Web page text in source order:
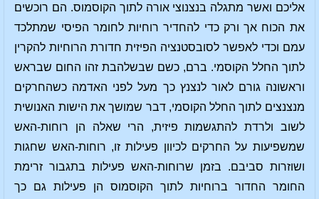
אליכם ואשר מתגלה בנצנוצי אורה לתוך הקוסמוס. הם רוכשים
את הכוח אך ורק כדי להחדיר רוחיות לחומר הפיסי שמתלכד
עמם וכדי לאפשר לסובסטנציה הפיזית חדורת הרוחיות להקרין
לתוך החלל הקוסמי. ברם, כשם שבשלהבת זהו החום שבראש
וראשונה גורם לאור לנצנץ כך מעל לפני האדמה כשהחרקים
מנצנצים לתוך החלל הקוסמי, דבר שמושך את הישות האנושית
לשוב ולרדת להתגשמות פיזית, הרי שאלה הן רוחות-האש
שמשפיעות על החרקים לכיוון פעילות זו, רוחות-האש שחגות
ושוזרות סביבם. בזמן שרוחות-האש פעילות בתגבור זרימת
החומר החדור ברוחיות לתוך הקוסמוס הן פעילות גם כך